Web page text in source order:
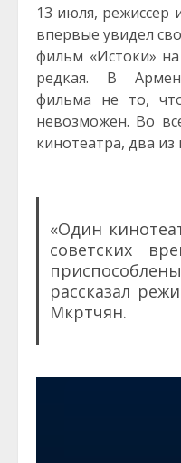
13 июля,
впервые увидел
фильм «Истоки»
редкая. В
фильма не то,
невозможен. Во
кинотеатра, два из
«Один
советских
рассказал
Мкртчян.